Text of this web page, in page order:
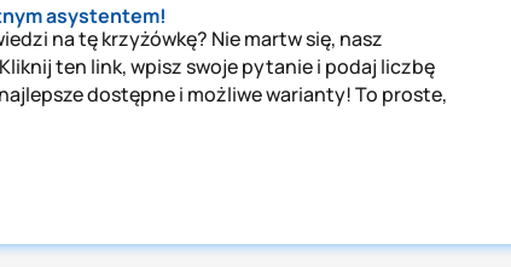
asystentem!
na tę krzyżówkę? Nie martw się, nasz
ten link, wpisz swoje pytanie i podaj liczbę
dostępne i możliwe warianty! To proste,